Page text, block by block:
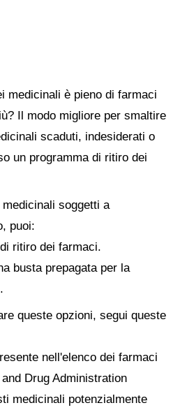
medicinali è pieno di farmaci
Il modo migliore per smaltire
scaduti, indesiderati o
un programma di ritiro dei
soggetti a
puoi:
ritiro dei farmaci.
busta prepagata per la
queste opzioni, segui queste
nell'elenco dei farmaci
Drug Administration
medicinali potenzialmente